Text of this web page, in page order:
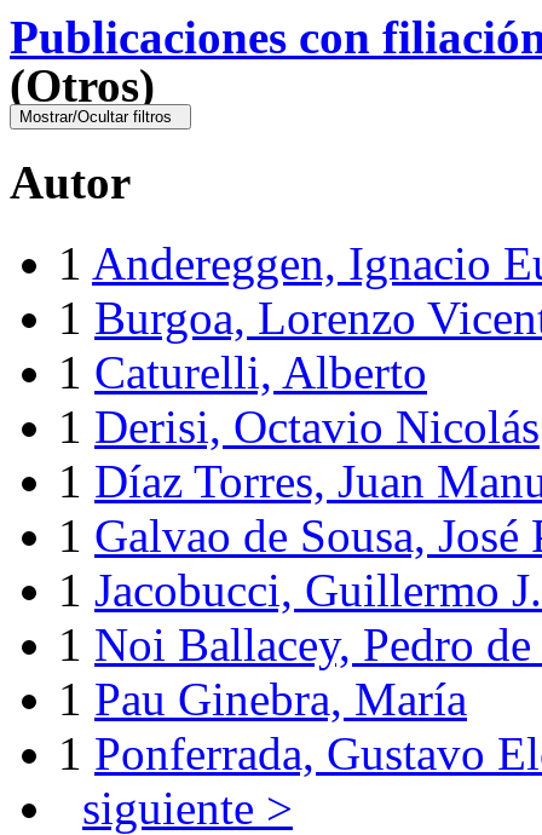
Publicaciones con
(Otros)
Autor
1 Andereggen, Ignacio
1 Burgoa, Lorenzo
1 Caturelli, Alberto
1 Derisi, Octavio Nicolás
1 Díaz Torres, Juan
1 Galvao de Sousa, José
1 Jacobucci, Guillermo J.
1 Noi Ballacey, Pedro
1 Pau Ginebra, María
1 Ponferrada, Gustavo
siguiente >